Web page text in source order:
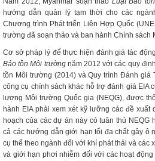
hướng dẫn quản lý tạm thời cho các
Chương trình Phát triển Liên Hợp Quốc
trường đã soạn thảo và ban hành Chính sách
Cơ sở pháp lý để thực hiện đánh giá tác
Bảo tồn Môi trườngnăm 2012 với các quy
tồn Môi trường (2014) và Quy trình Đánh giá
công cụ chính sách khác hỗ trợ đánh giá EIA
lượng Môi trường Quốc gia (NEQG), được
hành EIA phải xem xét kỹ lưỡng các đề xuất
hoạch của các dự án này có tuân thủ NEQG
cả các hướng dẫn giới hạn tối đa chất gây ô
cụ thể theo ngành đối với khí phát thải và các
và giới hạn phơi nhiễm đối với các hoạt